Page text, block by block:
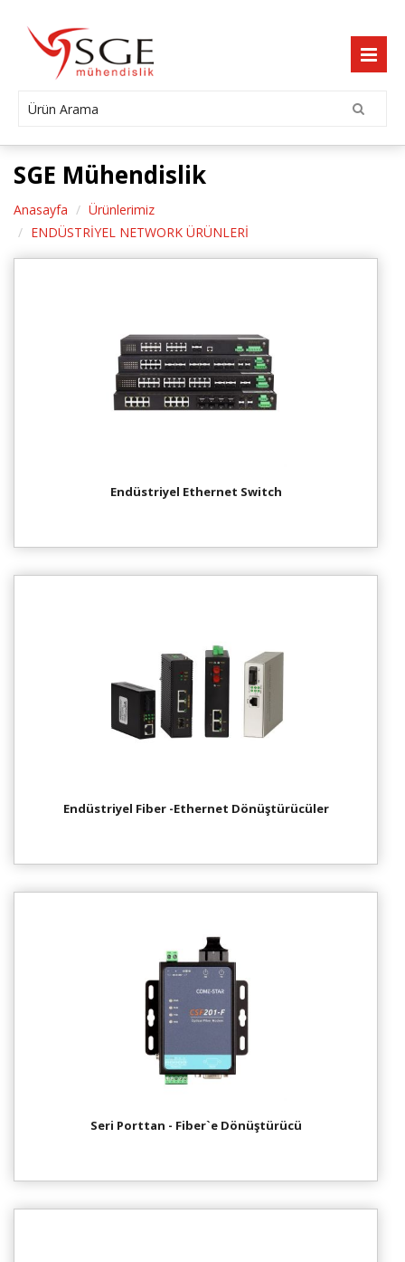
SGE Mühendislik
Anasayfa
Ürünlerimiz
ENDÜSTRİYEL NETWORK ÜRÜNLERİ
Endüstriyel Ethernet Switch
Endüstriyel Fiber -Ethernet Dönüştürücüler
Seri Porttan - Fiber`e Dönüştürücü